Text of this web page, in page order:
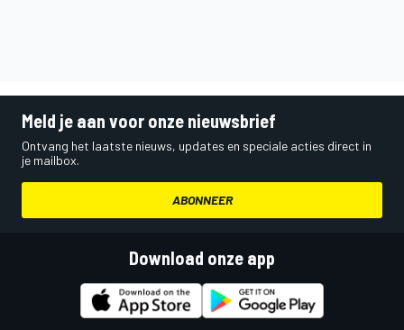
Meld je aan voor onze nieuwsbrief
Ontvang het laatste nieuws, updates en speciale acties direct in
je mailbox.
ABONNEER
Download onze app